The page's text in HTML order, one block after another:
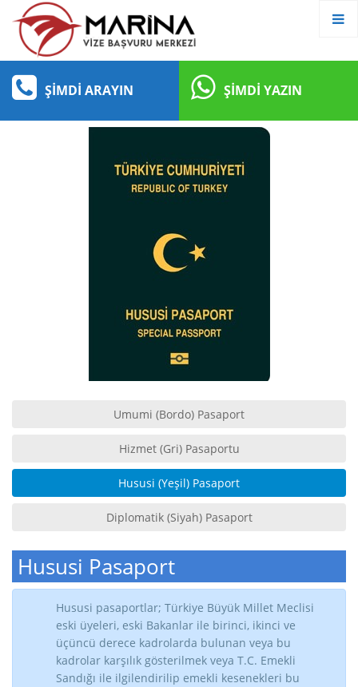
ŞIMDI ARAYIN ŞIMDI YAZIN
Umumi (Bordo) Pasaport
Hizmet (Gri) Pasaportu
Hususi (Yeşil) Pasaport
Diplomatik (Siyah) Pasaport
Hususi Pasaport
Hususi pasaportlar; Türkiye Büyük Millet Meclisi
eski üyeleri, eski Bakanlar ile birinci, ikinci ve
üçüncü derece kadrolarda bulunan veya bu
kadrolar karşılık gösterilmek veya T.C. Emekli
Sandığı ile ilgilendirilip emekli kesenekleri bu